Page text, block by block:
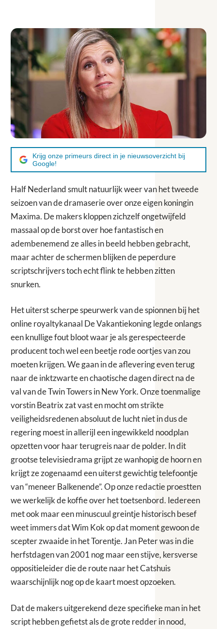
Krijg onze primeurs direct in je nieuwsoverzicht bij
Google!
Half Nederland smult natuurlijk weer van het tweede
seizoen van de dramaserie over onze eigen koningin
Maxima. De makers kloppen zichzelf ongetwijfeld
massaal op de borst over hoe fantastisch en
adembenemend ze alles in beeld hebben gebracht,
maar achter de schermen blijken de peperdure
scriptschrijvers toch echt flink te hebben zitten
snurken.
Het uiterst scherpe speurwerk van de spionnen bij het
online royaltykanaal De Vakantiekoning legde onlangs
een knullige fout bloot waar je als gerespecteerde
producent toch wel een beetje rode oortjes van zou
moeten krijgen. We gaan in de aflevering even terug
naar de inktzwarte en chaotische dagen direct na de
val van de Twin Towers in New York. Onze toenmalige
vorstin Beatrix zat vast en mocht om strikte
veiligheidsredenen absoluut de lucht niet in dus de
regering moest in allerijl een ingewikkeld noodplan
opzetten voor haar terugreis naar de polder. In dit
grootse televisiedrama grijpt ze wanhopig de hoorn en
krijgt ze zogenaamd een uiterst gewichtig telefoontje
van “meneer Balkenende”. Op onze redactie proestten
we werkelijk de koffie over het toetsenbord. Iedereen
met ook maar een minuscuul greintje historisch besef
weet immers dat Wim Kok op dat moment gewoon de
scepter zwaaide in het Torentje. Jan Peter was in die
herfstdagen van 2001 nog maar een stijve, kersverse
oppositieleider die de route naar het Catshuis
waarschijnlijk nog op de kaart moest opzoeken.
Dat de makers uitgerekend deze specifieke man in het
script hebben gefietst als de grote redder in nood,